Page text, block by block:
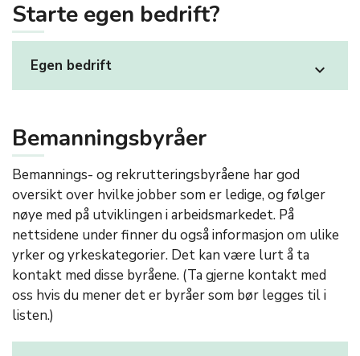
Starte egen bedrift?
Egen bedrift expand_more
Bemanningsbyråer
Bemannings- og rekrutteringsbyråene har god
oversikt over hvilke jobber som er ledige, og følger
nøye med på utviklingen i arbeidsmarkedet. På
nettsidene under finner du også informasjon om ulike
yrker og yrkeskategorier. Det kan være lurt å ta
kontakt med disse byråene. (Ta gjerne kontakt med
oss hvis du mener det er byråer som bør legges til i
listen.)